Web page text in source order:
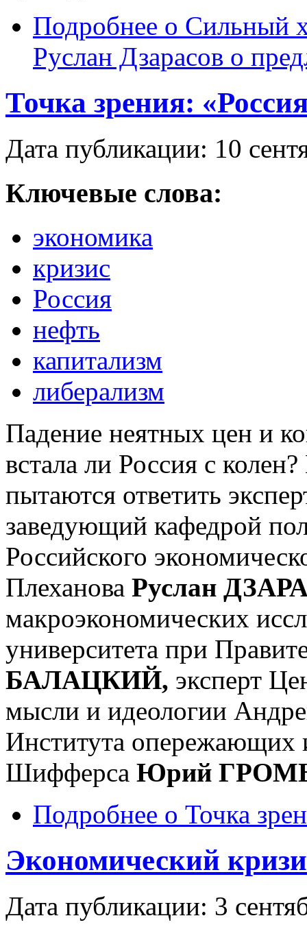
Подробнее о Сильный
Руслан Дзарасов о
Точка зрения:
Дата публикации: 10
Ключевые слова:
экономика
кризис
Россия
нефть
капитализм
либерализм
Падение неятных цен и
встала ли Россия с
пытаются ответить
заведующий кафедрой
Российского
Плеханова Руслан
макроэкономических
университета при
БАЛАЦКИЙ, эксперт
мысли и идеологии
Института опережающих
Шифферса Юрий
Подробнее о Точка
Экономический
Дата публикации: 3